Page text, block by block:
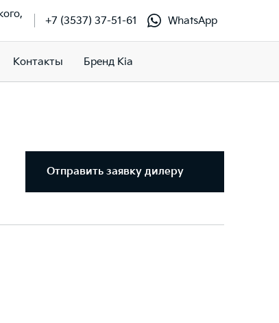
+7 (3537) 37-51-61 WhatsApp
Контакты Бренд Kia
Отправить заявку дилеру